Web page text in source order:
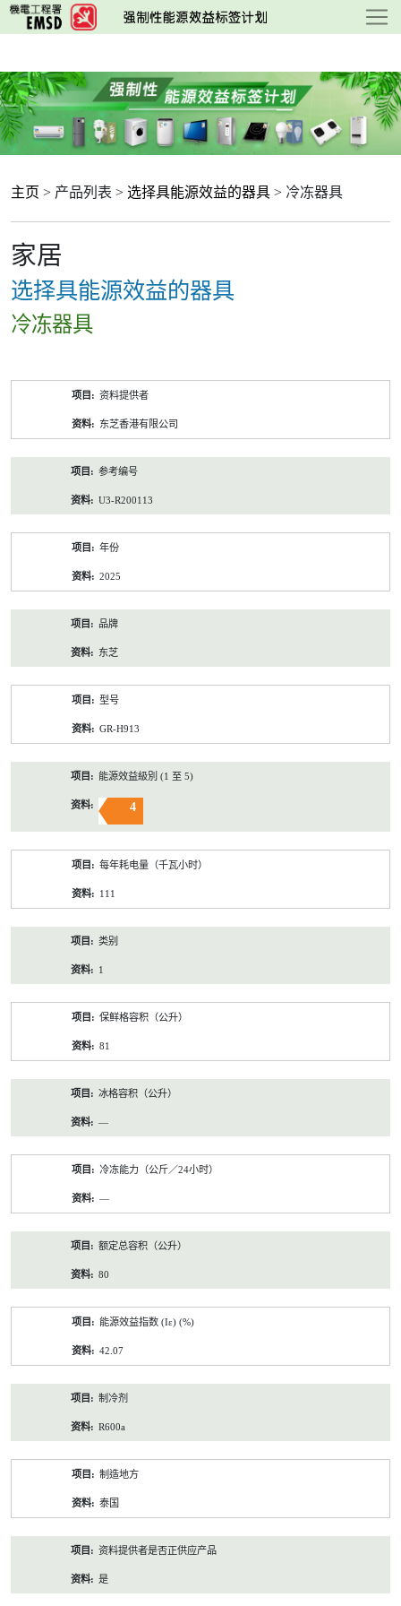
跳
至
要
内
容
主页 > 产品列表 > 选择具能源效益的器具 > 冷冻器具
家居
选择具能源效益的器具
冷冻器具
资料提供者
东芝香港有限公司
参考编号
U3-R200113
年份
2025
品牌
东芝
型号
GR-H913
能源效益級別 (1 至 5)
4
每年耗电量（千瓦小时）
111
类别
1
保鲜格容积（公升）
81
冰格容积（公升）
—
冷冻能力（公斤／24小时）
—
额定总容积（公升）
80
能源效益指数 (Iε) (%)
42.07
制冷剂
R600a
制造地方
泰国
资料提供者是否正供应产品
是